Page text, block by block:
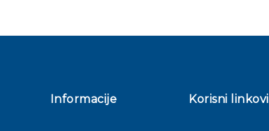
Informacije Korisni linkovi